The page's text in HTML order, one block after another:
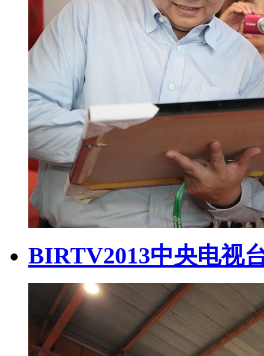
BIRTV2013中央电视